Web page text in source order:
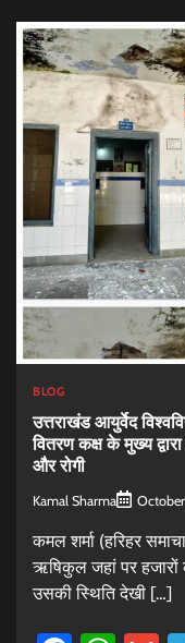
BLOG
उत्तराखंड आयुर्वेद
वितरण कक्ष के मुख्य
और रोगी
Kamal Sharma
कमल शर्मा (हरिहर
ऋषिकुल जहां पर
उसकी स्थिति देखी […]